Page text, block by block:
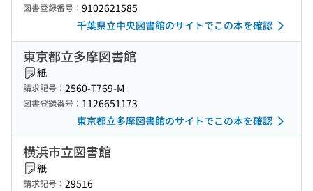
図書登録番号： 9102621585
千葉県立中央図書館のサイトでこの本を確認
東京都立多摩図書館
紙
請求記号： 2560-T769-M
図書登録番号： 1126651173
東京都立多摩図書館のサイトでこの本を確認
横浜市立図書館
紙
請求記号： 29516